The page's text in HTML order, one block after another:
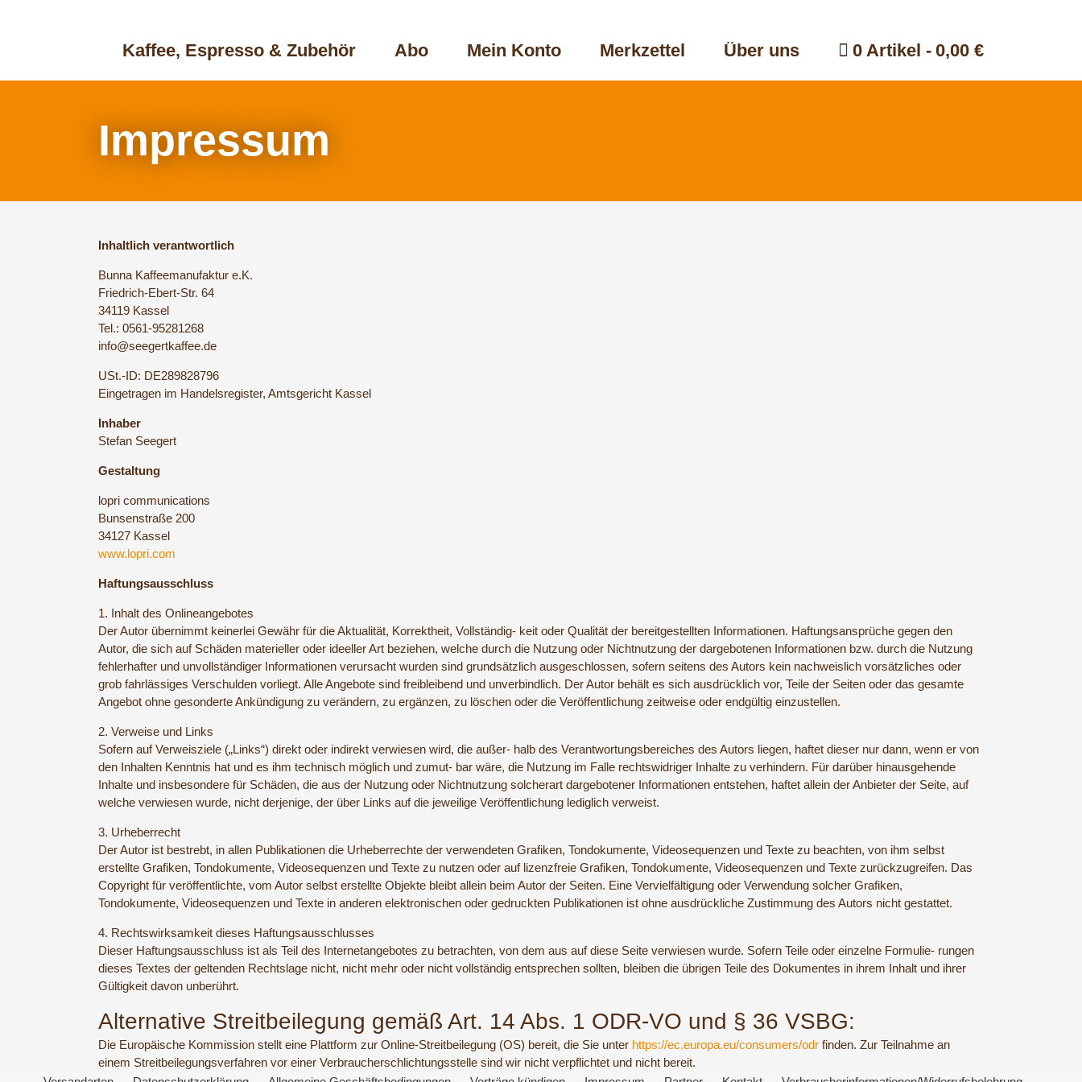
Kaffee, Espresso & Zubehör Abo Mein Konto Merkzettel Über uns 0 Artikel 0,00 €
Impressum
Inhaltlich verantwortlich
Bunna Kaffeemanufaktur e.K.
Friedrich-Ebert-Str. 64
34119 Kassel
Tel.: 0561-95281268
info@seegertkaffee.de
USt.-ID: DE289828796
Eingetragen im Handelsregister, Amtsgericht Kassel
Inhaber
Stefan Seegert
Gestaltung
lopri communications
Bunsenstraße 200
34127 Kassel
www.lopri.com
Haftungsausschluss
1. Inhalt des Onlineangebotes
Der Autor übernimmt keinerlei Gewähr für die Aktualität, Korrektheit, Vollständig- keit oder Qualität der bereitgestellten Informationen. Haftungsansprüche gegen den
Autor, die sich auf Schäden materieller oder ideeller Art beziehen, welche durch die Nutzung oder Nichtnutzung der dargebotenen Informationen bzw. durch die Nutzung
fehlerhafter und unvollständiger Informationen verursacht wurden sind grundsätzlich ausgeschlossen, sofern seitens des Autors kein nachweislich vorsätzliches oder
grob fahrlässiges Verschulden vorliegt. Alle Angebote sind freibleibend und unverbindlich. Der Autor behält es sich ausdrücklich vor, Teile der Seiten oder das gesamte
Angebot ohne gesonderte Ankündigung zu verändern, zu ergänzen, zu löschen oder die Veröffentlichung zeitweise oder endgültig einzustellen.
2. Verweise und Links
Sofern auf Verweisziele („Links“) direkt oder indirekt verwiesen wird, die außer- halb des Verantwortungsbereiches des Autors liegen, haftet dieser nur dann, wenn er von
den Inhalten Kenntnis hat und es ihm technisch möglich und zumut- bar wäre, die Nutzung im Falle rechtswidriger Inhalte zu verhindern. Für darüber hinausgehende
Inhalte und insbesondere für Schäden, die aus der Nutzung oder Nichtnutzung solcherart dargebotener Informationen entstehen, haftet allein der Anbieter der Seite, auf
welche verwiesen wurde, nicht derjenige, der über Links auf die jeweilige Veröffentlichung lediglich verweist.
3. Urheberrecht
Der Autor ist bestrebt, in allen Publikationen die Urheberrechte der verwendeten Grafiken, Tondokumente, Videosequenzen und Texte zu beachten, von ihm selbst
erstellte Grafiken, Tondokumente, Videosequenzen und Texte zu nutzen oder auf lizenzfreie Grafiken, Tondokumente, Videosequenzen und Texte zurückzugreifen. Das
Copyright für veröffentlichte, vom Autor selbst erstellte Objekte bleibt allein beim Autor der Seiten. Eine Vervielfältigung oder Verwendung solcher Grafiken,
Tondokumente, Videosequenzen und Texte in anderen elektronischen oder gedruckten Publikationen ist ohne ausdrückliche Zustimmung des Autors nicht gestattet.
4. Rechtswirksamkeit dieses Haftungsausschlusses
Dieser Haftungsausschluss ist als Teil des Internetangebotes zu betrachten, von dem aus auf diese Seite verwiesen wurde. Sofern Teile oder einzelne Formulie- rungen
dieses Textes der geltenden Rechtslage nicht, nicht mehr oder nicht vollständig entsprechen sollten, bleiben die übrigen Teile des Dokumentes in ihrem Inhalt und ihrer
Gültigkeit davon unberührt.
Alternative Streitbeilegung gemäß Art. 14 Abs. 1 ODR-VO und § 36 VSBG:
Die Europäische Kommission stellt eine Plattform zur Online-Streitbeilegung (OS) bereit, die Sie unter https://ec.europa.eu/consumers/odr finden. Zur Teilnahme an
einem Streitbeilegungsverfahren vor einer Verbraucherschlichtungsstelle sind wir nicht verpflichtet und nicht bereit.